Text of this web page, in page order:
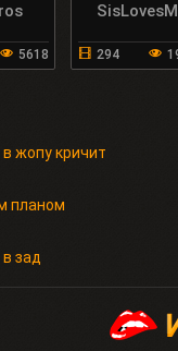
5618 294
жопу кричит
планом
зад